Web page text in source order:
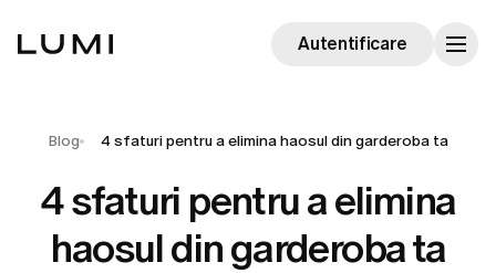
Autentificare
Blog 4 sfaturi pentru a elimina haosul din garderoba ta
4 sfaturi pentru a elimina
haosul din garderoba ta